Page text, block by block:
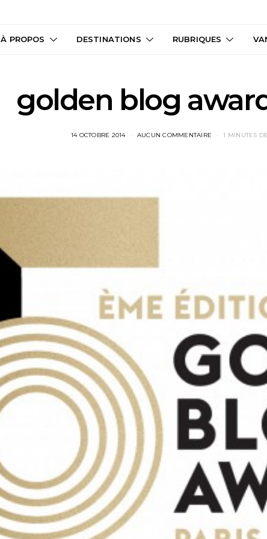
À PROPOS DESTINATIONS RUBRIQUES
golden blog
14 OCTOBRE 2014 AUCUN COMMENTAIRE 1 MINUTES